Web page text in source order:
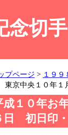
念切
プページ > １９
東京中央１０年
成１０年お
日 初日印